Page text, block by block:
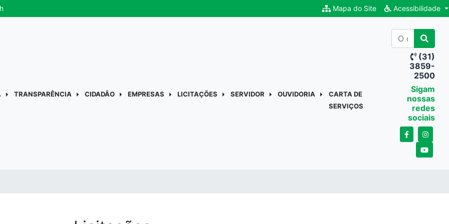
Mapa do Site Acessibilidade
TRANSPARÊNCIA CIDADÃO EMPRESAS LICITAÇÕES SERVIDOR OUVIDORIA
CARTA DE
SERVIÇOS
(31)
3859-
2500
Sigam
nossas
redes
sociais